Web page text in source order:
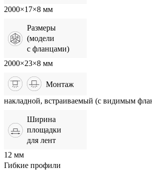
2000×17×8 мм
Размеры
(модели
с фланцами)
2000×23×8 мм
Монтаж
накладной, встраиваемый (с видимым
Ширина
площадки
для лент
12 мм
Гибкие профили